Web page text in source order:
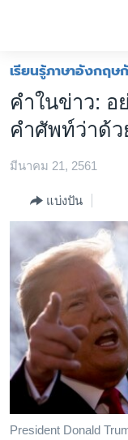
ต่อ
ข้าม
ไป
เนื้อหา
ข้าม
ข้าม
การ
ค้นหา
หน้าหลัก
โลก
เอเชีย
สหรัฐฯ
ไทย
ธุรกิจ
วิทยาศาสตร์
สังคมและสุขภาพ
ไลฟ์สไตล์
ตรวจสอบข่าว
เรียนรู้ภาษาอังกฤษ
พอดคาสต์
เรียนรู้ภาษาอังกฤษ
คำในข่าว: อ
คำศัพท์ว่าด้
มีนาคม 21, 2561
แบ่งปัน
President Donald